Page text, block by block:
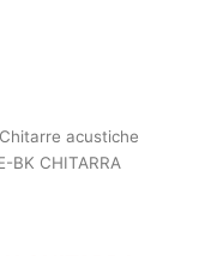
Chitarre acustiche
BK CHITARRA